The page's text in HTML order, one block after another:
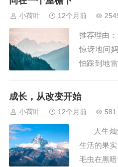
注目的是
百道题全
小荷叶 12个月前
推荐理由
惊讶地问
怕踩到地
声音大了
反驳，为
成长，从改变开始
小荷叶 12个月前 581
人生灿
生活的果
毛虫在黑